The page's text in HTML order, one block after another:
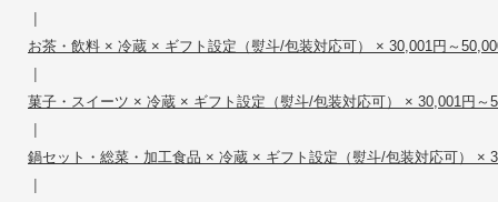
|
お茶・飲料 × 冷蔵 × ギフト設定（熨斗/包装対応可） × 30,001円～
|
菓子・スイーツ × 冷蔵 × ギフト設定（熨斗/包装対応可） × 30,001円～
|
鍋セット・総菜・加工食品 × 冷蔵 × ギフト設定（熨斗/包装対応可） ×
|